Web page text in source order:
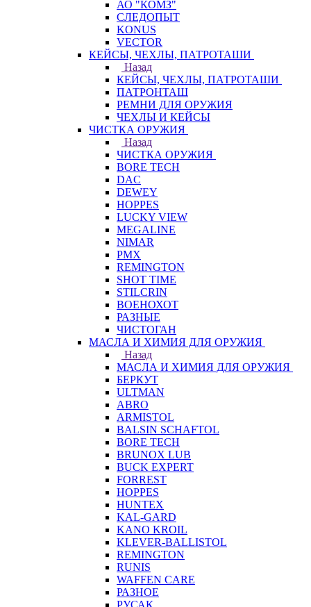
АО "КОМЗ"
СЛЕДОПЫТ
KONUS
VECTOR
КЕЙСЫ, ЧЕХЛЫ, ПАТРОТАШИ
Назад
КЕЙСЫ, ЧЕХЛЫ, ПАТРОТАШИ
ПАТРОНТАШ
РЕМНИ ДЛЯ ОРУЖИЯ
ЧЕХЛЫ И КЕЙСЫ
ЧИСТКА ОРУЖИЯ
Назад
ЧИСТКА ОРУЖИЯ
BORE TECH
DAC
DEWEY
HOPPES
LUCKY VIEW
MEGALINE
NIMAR
PMX
REMINGTON
SHOT TIME
STILCRIN
ВОЕНОХОТ
РАЗНЫЕ
ЧИСТОГАН
МАСЛА И ХИМИЯ ДЛЯ ОРУЖИЯ
Назад
МАСЛА И ХИМИЯ ДЛЯ ОРУЖИЯ
БЕРКУТ
ULTMAN
ABRO
ARMISTOL
BALSIN SCHAFTOL
BORE TECH
BRUNOX LUB
BUCK EXPERT
FORREST
HOPPES
HUNTEX
KAL-GARD
KANO KROIL
KLEVER-BALLISTOL
REMINGTON
RUNIS
WAFFEN CARE
РАЗНОЕ
РУСАК